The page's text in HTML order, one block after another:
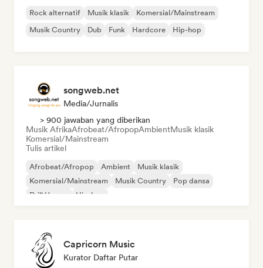
Rock alternatif Musik klasik
Komersial/Mainstream
Musik Country
Dub Funk Hardcore Hip-hop
songweb.net
Media/Jurnalis
> 900 jawaban yang diberikan
Musik AfrikaAfrobeat/AfropopAmbientMusik klasik
Komersial/Mainstream
Tulis artikel
Afrobeat/Afropop Ambient
Musik klasik
Komersial/Mainstream
Musik Country
Pop dansa
Drill/Jersey
Hip-hop
Capricorn Music
Kurator Daftar Putar